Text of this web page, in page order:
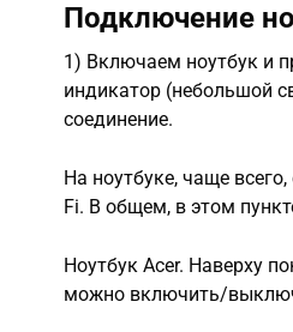
Подключение
1) Включаем ноутбук и
индикатор (небольшой
соединение.
На ноутбуке, чаще
Fi. В общем, в этом
Ноутбук Acer. Наверху
можно включить/